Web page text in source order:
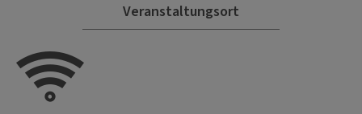
Veranstaltungsort